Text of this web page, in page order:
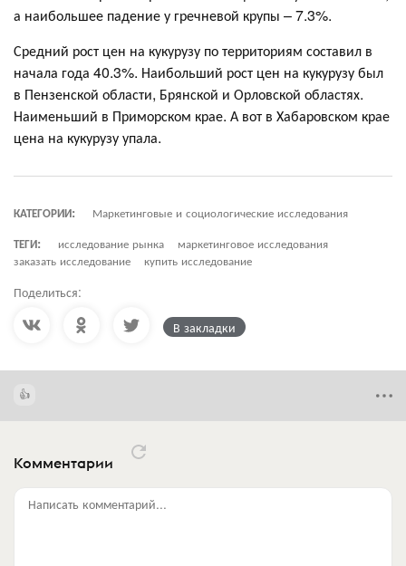
а наибольшее падение у гречневой крупы – 7.3%.
Средний рост цен на кукурузу по территориям составил в
начала года 40.3%. Наибольший рост цен на кукурузу был
в Пензенской области, Брянской и Орловской областях.
Наименьший в Приморском крае. А вот в Хабаровском крае
цена на кукурузу упала.
КАТЕГОРИИ:
Маркетинговые и социологические исследования
ТЕГИ:
исследование рынка
маркетинговое исследования
заказать исследование
купить исследование
Поделиться:
В закладки
Комментарии
Написать комментарий...